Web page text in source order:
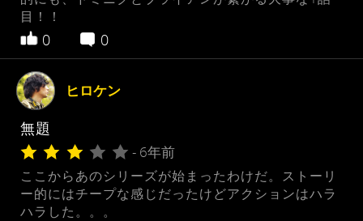
目！！
0 0
ヒロケン
無題
- 6年前
ここからあのシリーズが始まったわけだ。ストーリ
ー的にはチープな感じだったけどアクションはハラ
ハラした。。。